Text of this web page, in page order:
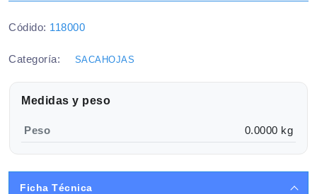
Códido: 118000
Categoría: SACAHOJAS
Medidas y peso
Peso 0.0000 kg
Ficha Técnica